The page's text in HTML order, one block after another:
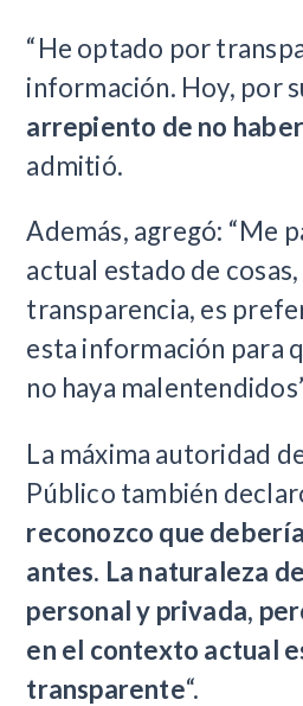
“He optado por
información. Hoy, por
arrepiento de no
admitió.
Además, agregó: “Me
actual estado de
transparencia, es
esta información para
no haya
La máxima autoridad
Público también
reconozco que
antes. La naturaleza
personal y privada,
en el contexto actual
transparente“.